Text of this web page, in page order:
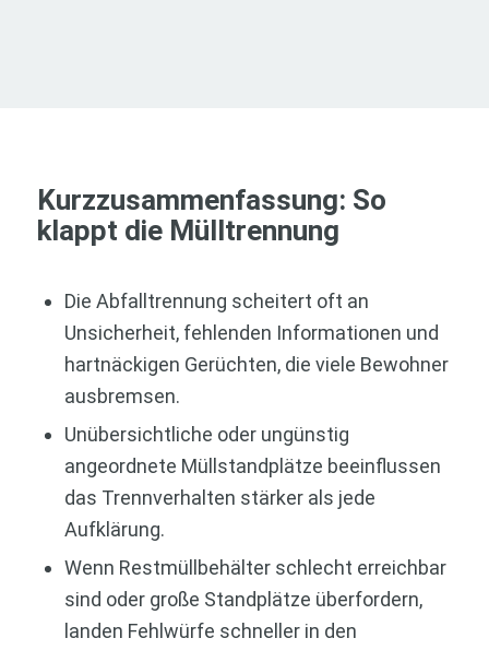
Kurzzusammenfassung: So
klappt die Mülltrennung
Die Abfalltrennung scheitert oft an
Unsicherheit, fehlenden Informationen und
hartnäckigen Gerüchten, die viele Bewohner
ausbremsen.
Unübersichtliche oder ungünstig
angeordnete Müllstandplätze beeinflussen
das Trennverhalten stärker als jede
Aufklärung.
Wenn Restmüllbehälter schlecht erreichbar
sind oder große Standplätze überfordern,
landen Fehlwürfe schneller in den